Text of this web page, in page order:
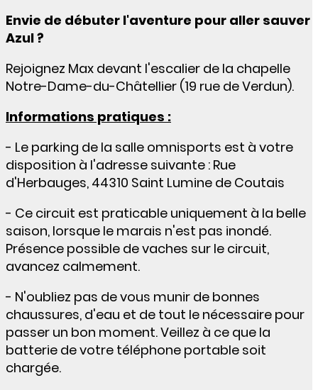
Envie de débuter l'aventure pour aller sauver
Azul ?
Rejoignez Max devant l'escalier de la chapelle
Notre-Dame-du-Châtellier (19 rue de Verdun).
Informations pratiques :
- Le parking de la salle omnisports est à votre
disposition à l'adresse suivante : Rue
d'Herbauges, 44310 Saint Lumine de Coutais
- Ce circuit est praticable uniquement à la belle
saison, lorsque le marais n'est pas inondé.
Présence possible de vaches sur le circuit,
avancez calmement.
- N'oubliez pas de vous munir de bonnes
chaussures, d'eau et de tout le nécessaire pour
passer un bon moment. Veillez à ce que la
batterie de votre téléphone portable soit
chargée.